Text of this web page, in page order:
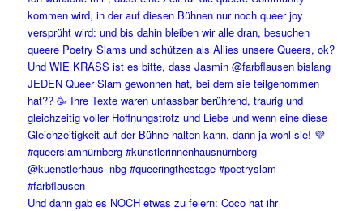
Und dann gab es NOCH etwas zu feiern: Coco hat ihr